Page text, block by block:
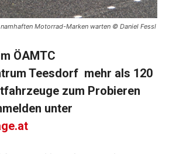
Motorrad-Marken warten © Daniel Fessl
ÖAMTC
Teesdorf mehr als 120
zum Probieren
unter